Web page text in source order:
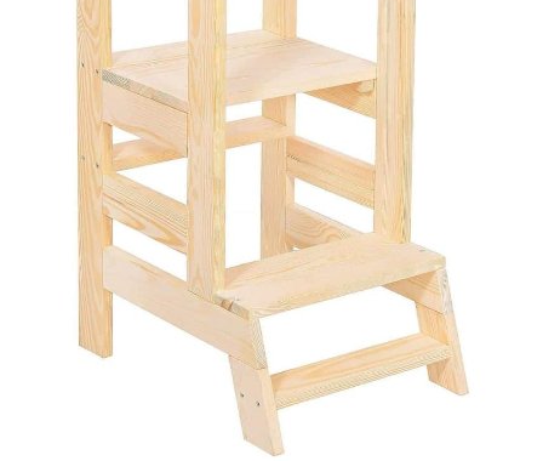
d'escalade leur permet
de s'amuser tout en les
éloignant des écrans et
en préservant leur vue
d'apprentissage et
barrières de sécurité pour
enfants. Nous utilisons
exclusivement des
matériaux non toxiques
de la plus haute qualité
et effectuons des
contrôles qualité
réguliers tout au long de
la production. Nos
équipements de jeux
durables sont certifiés
conformes aux normes
de sécurité et de
composition, ce qui les
rend parfaitement
adaptés à toutes les
pièces de votre maison.